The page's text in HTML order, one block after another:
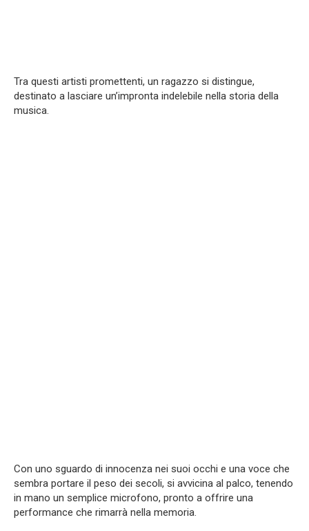
Tra questi artisti promettenti, un ragazzo si distingue,
destinato a lasciare un’impronta indelebile nella storia della
musica.
Con uno sguardo di innocenza nei suoi occhi e una voce che
sembra portare il peso dei secoli, si avvicina al palco, tenendo
in mano un semplice microfono, pronto a offrire una
performance che rimarrà nella memoria.